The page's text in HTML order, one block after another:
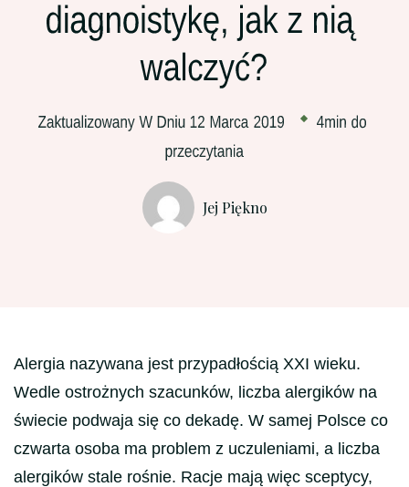
Jej Piękno
Alergia nazywana jest przypadłością XXI wieku.
Wedle ostrożnych szacunków, liczba alergików na
świecie podwaja się co dekadę. W samej Polsce co
czwarta osoba ma problem z uczuleniami, a liczba
alergików stale rośnie. Racje mają więc sceptycy,